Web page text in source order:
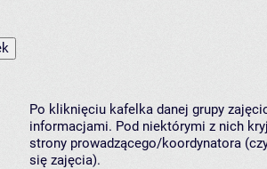
Po kliknięciu kafelka danej grupy
informacjami. Pod niektórymi z nich
strony prowadzącego/koordynatora
się zajęcia).